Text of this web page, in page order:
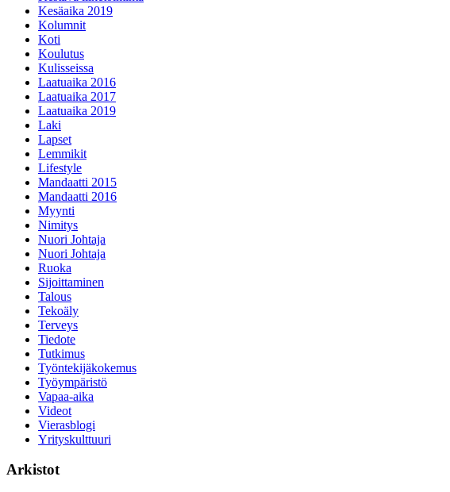
Kesäaika 2019
Kolumnit
Koti
Koulutus
Kulisseissa
Laatuaika 2016
Laatuaika 2017
Laatuaika 2019
Laki
Lapset
Lemmikit
Lifestyle
Mandaatti 2015
Mandaatti 2016
Myynti
Nimitys
Nuori Johtaja
Nuori Johtaja
Ruoka
Sijoittaminen
Talous
Tekoäly
Terveys
Tiedote
Tutkimus
Työntekijäkokemus
Työympäristö
Vapaa-aika
Videot
Vierasblogi
Yrityskulttuuri
Arkistot